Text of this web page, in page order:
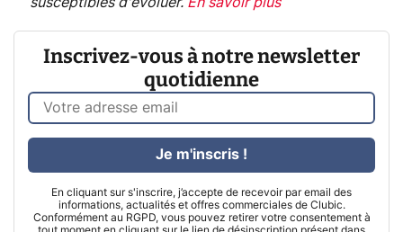
susceptibles d'évoluer. En savoir plus
Inscrivez-vous à notre newsletter
quotidienne
En cliquant sur s'inscrire, j’accepte de recevoir par email des
informations, actualités et offres commerciales de Clubic.
Conformément au RGPD, vous pouvez retirer votre consentement à
Je m'inscris !